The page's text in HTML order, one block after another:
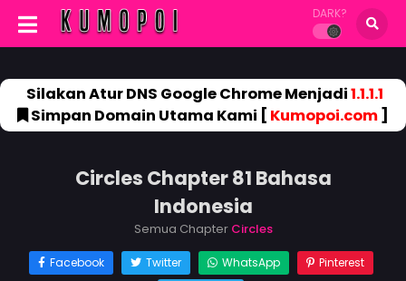
DARK?
Silakan Atur DNS Google Chrome Menjadi1.1.1.1
Simpan Domain Utama Kami [ Kumopoi.com]
Circles Chapter 81 Bahasa
Indonesia
Semua Chapter Circles
Facebook Twitter WhatsApp
Pinterest